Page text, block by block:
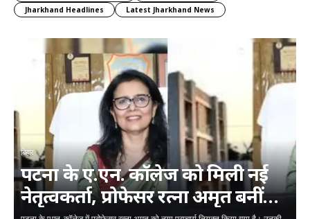
Jharkhand Headlines
Latest Jharkhand News
बिहार
पटना के ए.एन. कॉलेज को मिली नई
नेतृत्वकर्ता, प्रोफेसर रत्ना अमृत बनीं